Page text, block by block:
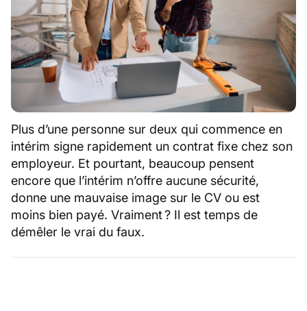
Plus d’une personne sur deux qui commence en
intérim signe rapidement un contrat fixe chez son
employeur. Et pourtant, beaucoup pensent
encore que l’intérim n’offre aucune sécurité,
donne une mauvaise image sur le CV ou est
moins bien payé. Vraiment ? Il est temps de
démêler le vrai du faux.